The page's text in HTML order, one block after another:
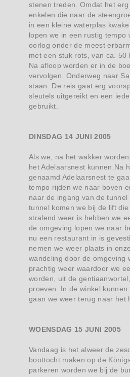
stenen treden. Omdat het
enkelen die naar de
in een kleine waterplas
lopen we in een rustig tempo
oorlog onder de meest
met een stuk rots, van ca.
Na afloop worden er in de
vervolgen. Onderweg naar
staan. De reis gaat erg
sleutels uitgereikt en een
gebruikt.
DINSDAG 14 JUNI 2005
Als we, na het wakker
het Adelaarsnest kunnen.Na
genaamd Adelaarsnest te
tempo rijden we naar boven
naar de ingang van de
tunnel komen we bij de lift
stralend weer is hebben we
de omgeving lopen we naar
nu een restaurant in is
nemen we weer plaats in
wandeling door de omgeving
prachtig weer waardoor we
worden, uit de
proeven. In de winkel
gaan we weer terug naar het
WOENSDAG 15 JUNI 2005
Vandaag is het alweer de
boottocht maken op de
parkeren worden we bij de